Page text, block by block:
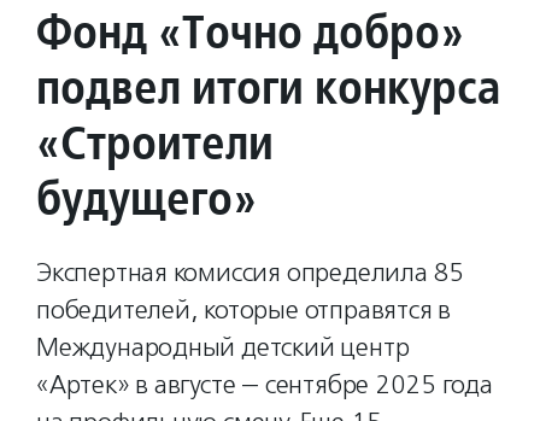
Фонд «Точно добро»
подвел итоги конкурса
«Строители
будущего»
Экспертная комиссия определила 85
победителей, которые отправятся в
Международный детский центр
«Артек» в августе — сентябре 2025 года